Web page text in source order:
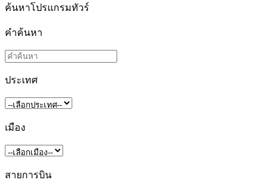
ค้นหาโปรแกรมทัวร์
คำค้นหา
ประเทศ
เมือง
สายการบิน